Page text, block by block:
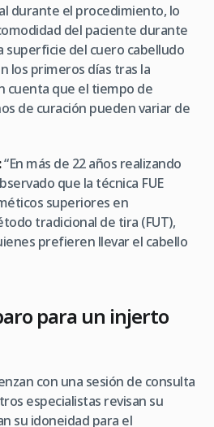
durante el procedimiento, lo
del paciente durante
del cuero cabelludo
los primeros días tras la
cuenta que el tiempo de
de curación pueden variar de
“En más de 22 años realizando
que la técnica FUE
superiores en
tradicional de tira (FUT),
prefieren llevar el cabello
para un injerto
con una sesión de consulta
especialistas revisan su
su idoneidad para el